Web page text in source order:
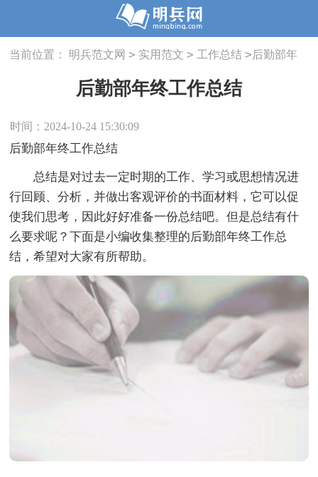
当前位置： 明兵范文网 > 实用范文 > 工作总结 >后勤部年
后勤部年终工作总结
时间：2024-10-24 15:30:09
后勤部年终工作总结
总结是对过去一定时期的工作、学习或思想情况进
行回顾、分析，并做出客观评价的书面材料，它可以促
使我们思考，因此好好准备一份总结吧。但是总结有什
么要求呢？下面是小编收集整理的后勤部年终工作总
结，希望对大家有所帮助。